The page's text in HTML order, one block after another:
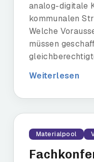
analog-digitale
kommunalen
Welche
müssen
Weiterlesen
Materialpool